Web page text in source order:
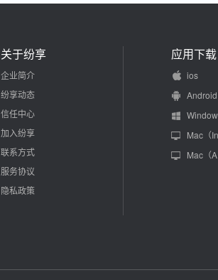
关于纷享
企业简介
纷享动态
信任中心
加入纷享
联系方式
服务协议
隐私政策
应用下载
ios
Android
Mac（
Mac（